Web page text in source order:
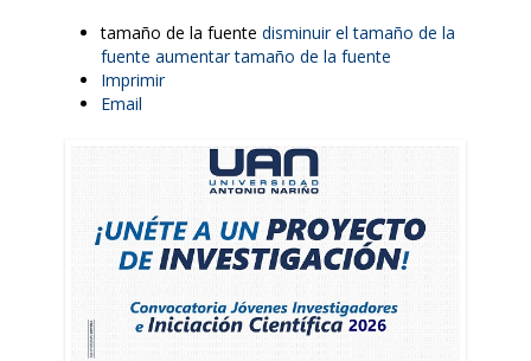
tamaño de la fuente disminuir el tamaño de la
fuente aumentar tamaño de la fuente
Imprimir
Email